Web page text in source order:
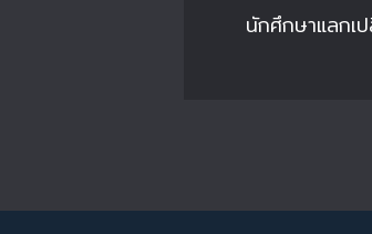
นักศึกษาแลกเ